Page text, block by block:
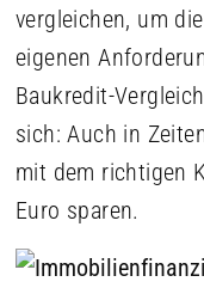
vergleichen, um
eigenen
Baukredit-
sich: Auch in
mit dem richtigen
Euro sparen.